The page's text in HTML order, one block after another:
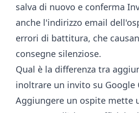
salva di nuovo e conferma
anche l'indirizzo email
errori di battitura, che
consegne silenziose.
Qual è la differenza tra
inoltrare un invito su Google
Aggiungere un ospite mette